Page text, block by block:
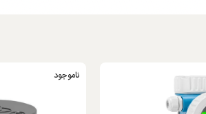
ناموجود